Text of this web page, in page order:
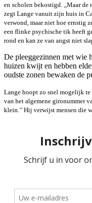
en scholen bekostigd. ,,Maar de
zegt Lange vanuit zijn huis in
verwond, maar niet hoe ernstig
een flinke psychische tik heeft
rond en kan ze van angst niet
De pleeggezinnen met wie
huizen kwijt en hebben
oudste zonen bewaken de
Lange hoopt zo snel mogelijk
van het algemene gironummer
klein.’’ Hij verwijst mensen die